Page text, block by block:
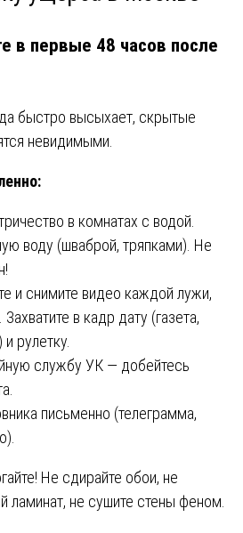
в первые 48 часов после
быстро высыхает, скрытые
невидимыми.
в комнатах с водой.
воду (шваброй, тряпками). Не
и снимите видео каждой лужи,
в кадр дату (газета,
рулетку.
службу УК — добейтесь
письменно (телеграмма,
Не сдирайте обои, не
ламинат, не сушите стены феном.